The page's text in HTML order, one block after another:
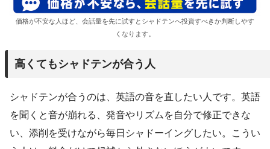
価格が不安な人ほど、会話量を先に試すとシャドテンへ投資すべきか判断しやす
くなります。
高くてもシャドテンが合う人
シャドテンが合うのは、英語の音を直したい人です。英語
を聞くと音が崩れる、発音やリズムを自分で修正できな
い、添削を受けながら毎日シャドーイングしたい。こうい